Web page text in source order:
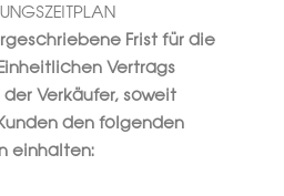
Frist für die
Vertrags
Verkäufer, soweit
den folgenden
einhalten: